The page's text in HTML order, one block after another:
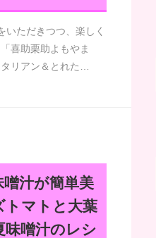
いただきつつ、楽しく
喜助栗助よもやま
リアン＆とれた…
汁が簡単美
トマトと大葉
味噌汁のレシ